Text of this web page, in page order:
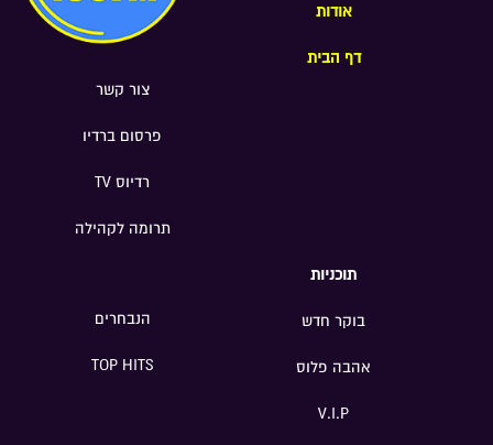
אודות
דף הבית
צור קשר
פרסום ברדיו
רדיוס TV
תרומה לקהילה
תוכניות
בוקר חדש
אהבה פלוס
V.I.P
הנבחרים
TOP HITS